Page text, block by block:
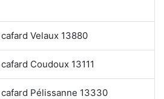
Velaux 13880
Coudoux 13111
Pélissanne 13330